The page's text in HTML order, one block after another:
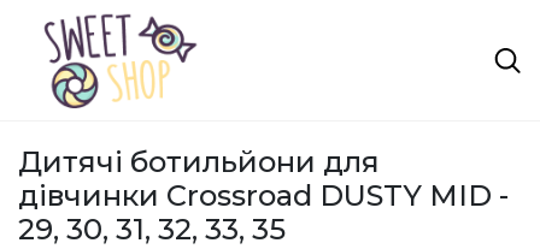
Дитячі ботильйони для
дівчинки Crossroad DUSTY MID -
29, 30, 31, 32, 33, 35